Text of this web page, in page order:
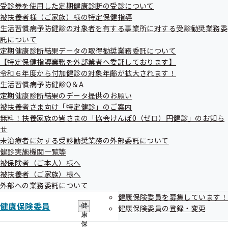
一
覧
サ
ブ
メ
の
ー
受診券を使用した定期健康診断の受診について
被扶養者様（ご家族）様の特定保健指導
生活習慣病予防健診の対象者を有する事業所に対する受診勧奨業務委
託について
定期健康診断結果データの取得勧奨業務委託について
【特定保健指導業務を外部業者へ委託しております】
令和６年度から付加健診の対象年齢が拡大されます！
生活習慣病予防健診Q＆A
定期健康診断結果のデータ提供のお願い
被扶養者さま向け「特定健診」のご案内
無料！扶養家族の皆さまの「協会けんぽ0（ゼロ）円健診」のお知ら
せ
未治療者に対する受診勧奨業務の外部委託について
健診実施機関一覧等
被保険者（ご本人）様へ
被扶養者（ご家族）様へ
外部への業務委託について
健康保険委員
健
康
保
健康保険委員を募集しています！
健康保険委員の登録・変更
協会けんぽ福島支部では、「健康経営」が福島県内に広まる
よう、福島県や関係機関と連携して健康づくり事業に取り組
んでいます。
「ふくしま健康経営優良事業所」とは、従業員さまの健康増
進に積極的に取り組んでいる事業所さまを、福島県が優良事
業所に認定するとともに、特に優秀な事業所を表彰すること
で、「健康経営」を県内事業所に広め、働く世代への健康づ
くりの取り組みの拡大につなげることを目的として、平成30
年度より創設されたものです。
今年度は協会けんぽ福島支部から、226社が「ふくしま健康
経営優良事業所」として認定され、さらに3社が特に優秀な
事業所として表彰されました。